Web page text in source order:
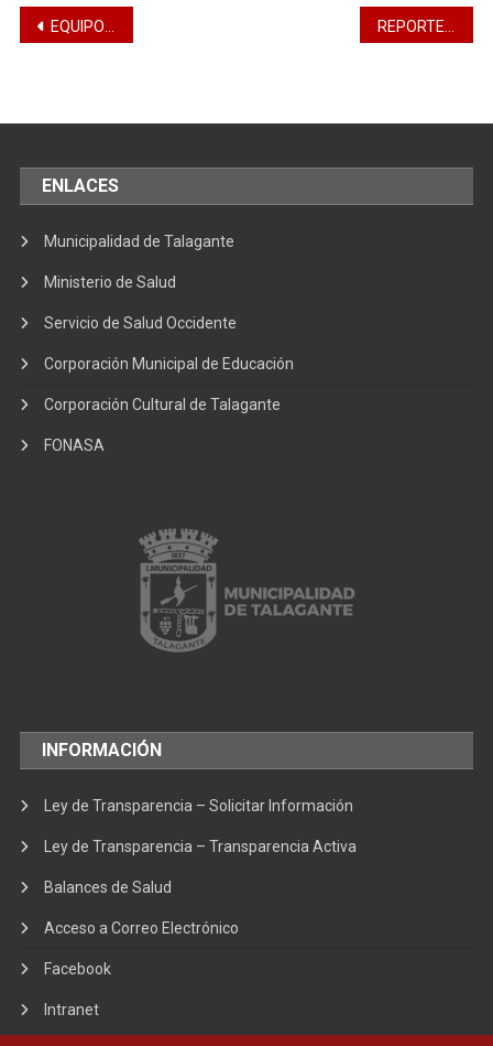
EQUIPOS DE SALUD CONMEMORARON EL DÍA MUNDIAL SIN TABACO CON JORNADA INFORMATIVA REPORTE SEMANAL DE CAMPAÑA DE INVIERNO 2026: SUBSECRETARIA ALEJANDRA PIZARRO ADVIERTE SOBRE AUMENTO DE LA CIRCULACIÓN VIRAL Y REFUERZA LLAMADO A VACUNARSE
ENLACES
Municipalidad de Talagante
Ministerio de Salud
Servicio de Salud Occidente
Corporación Municipal de Educación
Corporación Cultural de Talagante
FONASA
INFORMACIÓN
Ley de Transparencia – Solicitar Información
Ley de Transparencia – Transparencia Activa
Balances de Salud
Acceso a Correo Electrónico
Facebook
Intranet